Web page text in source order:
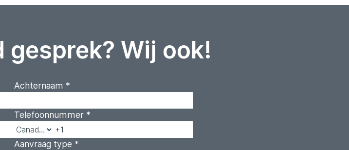
gesprek? Wij ook!
Achternaam *
Telefoonnummer *
Aanvraag type *